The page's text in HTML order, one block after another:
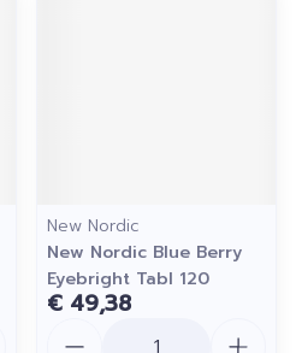
New Nordic
New Nordic Blue Berry
Eyebright Tabl 120
€ 49,38